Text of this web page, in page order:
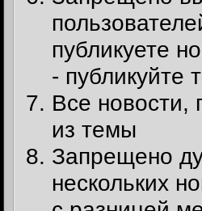
публикуете
- публикуйте
Все новости,
из темы
Запрещено
нескольких